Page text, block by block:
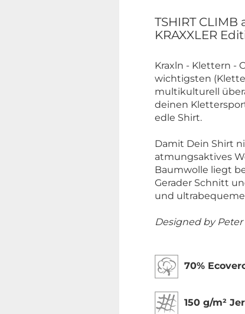
TSHIRT CLIMB
KRAXXLER
Kraxln - Klettern -
wichtigsten
multikulturell
deinen
edle Shirt.
Damit Dein Shirt
atmungsaktives
Baumwolle liegt
Gerader Schnitt
und
Designed by Peter
70%
150 g/m²